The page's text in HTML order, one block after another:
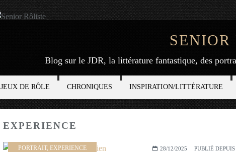
SENIOR
Blog sur le JDR, la littérature fantastique, des
JEUX DE RÔLE CHRONIQUES INSPIRATION/LITTÉRATURE
EXPERIENCE
PORTRAIT, EXPERIENCE 28/12/2025 PUBLIÉ